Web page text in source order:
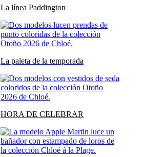
La línea Paddington
La paleta de la temporada
HORA DE CELEBRAR